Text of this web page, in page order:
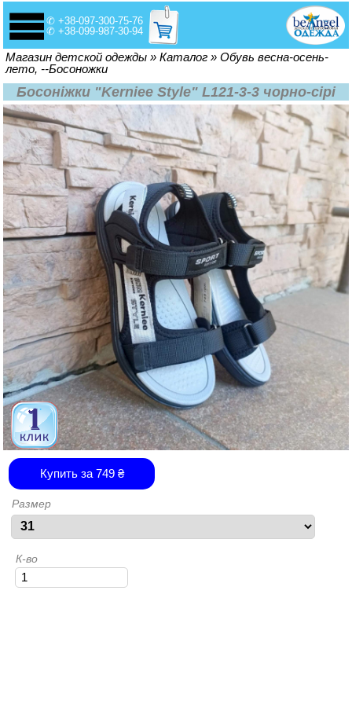
✆ +38-097-300-75-76
✆ +38-099-987-30-94
Вы здесь
Магазин детской одежды » Каталог » Обувь весна-осень-
лето, --Босоножки
Босоніжки "Kerniee Style" L121-3-3 чорно-сірі
Купить за 749₴
Размер
К-во